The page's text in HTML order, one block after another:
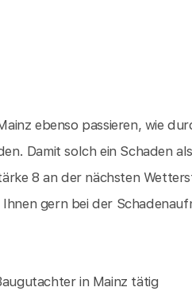
ebenso passieren, wie
Damit solch ein Schaden
8 an der nächsten
gern bei der
in Mainz tätig